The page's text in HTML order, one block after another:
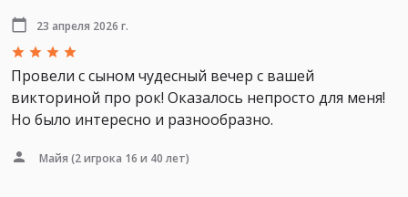
23 апреля 2026 г.
Провели с сыном чудесный вечер с вашей
викториной про рок! Оказалось непросто для меня!
Но было интересно и разнообразно.
Майя (2 игрока 16 и 40 лет)